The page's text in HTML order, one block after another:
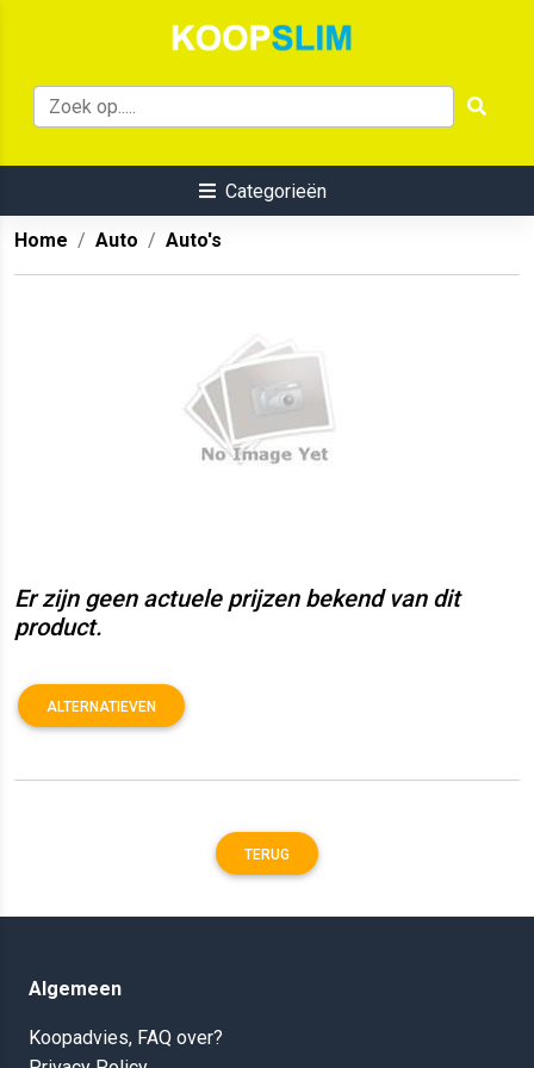
Categorieën
Home Auto Auto's
Er zijn geen actuele prijzen bekend van dit
product.
ALTERNATIEVEN
TERUG
Algemeen
Koopadvies, FAQ over?